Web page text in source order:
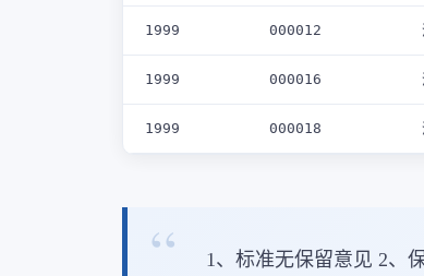
1999 000012
1999 000016
1999 000018
1、标准无保留意见 2、